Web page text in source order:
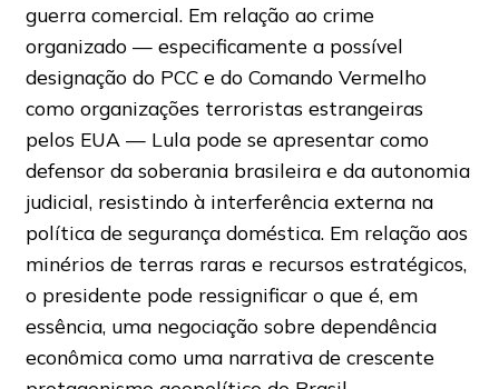
guerra comercial. Em relação ao crime
organizado — especificamente a possível
designação do PCC e do Comando Vermelho
como organizações terroristas estrangeiras
pelos EUA — Lula pode se apresentar como
defensor da soberania brasileira e da autonomia
judicial, resistindo à interferência externa na
política de segurança doméstica. Em relação aos
minérios de terras raras e recursos estratégicos,
o presidente pode ressignificar o que é, em
essência, uma negociação sobre dependência
econômica como uma narrativa de crescente